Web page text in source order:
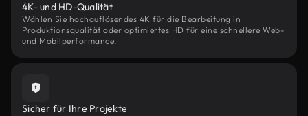
4K- und HD-Qualität
Wählen Sie hochauflösendes 4K für die Bearbeitung in
Produktionsqualität oder optimiertes HD für eine schnellere Web-
und Mobilperformance.
Sicher für Ihre Projekte